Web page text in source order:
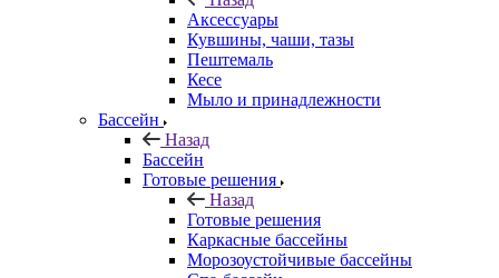
Аксессуары
Кувшины, чаши, тазы
Пештемаль
Кесе
Мыло и принадлежности
Бассейн
Назад
Бассейн
Готовые решения
Назад
Готовые решения
Каркасные бассейны
Морозоустойчивые бассейны